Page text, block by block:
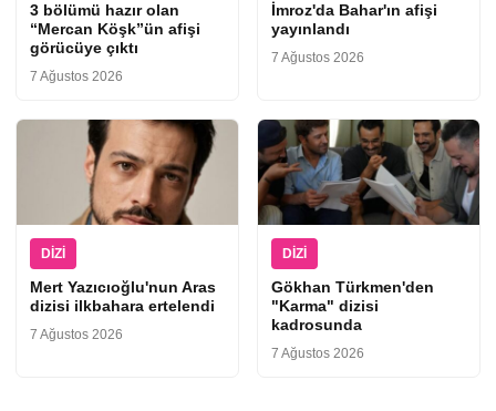
3 bölümü hazır olan
“Mercan Köşk”ün afişi
görücüye çıktı
7 Ağustos 2026
İmroz'da Bahar'ın afişi
yayınlandı
7 Ağustos 2026
DIZI
Mert Yazıcıoğlu'nun Aras
dizisi ilkbahara ertelendi
7 Ağustos 2026
DIZI
Gökhan Türkmen'den
"Karma" dizisi
kadrosunda
7 Ağustos 2026